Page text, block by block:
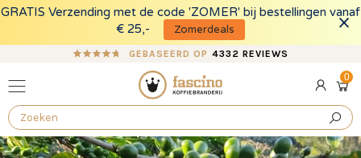
GRATIS Verzending met de code 'ZOMER' bij bestellingen vanaf
€ 25,-
Zomerdeals
GEBASEERD OP 4332 REVIEWS
Log
in
cart
00